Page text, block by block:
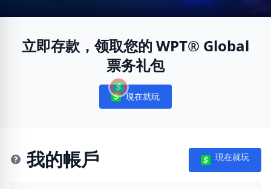
立即存款，领取您的 WPT® Global
票务礼包
Notifications
現在就玩
我的帳戶 現在就玩